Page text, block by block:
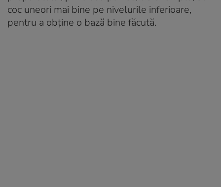
coc uneori mai bine pe nivelurile inferioare,
pentru a obține o bază bine făcută.